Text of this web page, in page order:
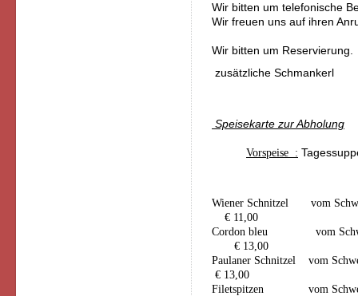
Wir bitten um telefonische
Wir freuen uns auf ihren
Wir bitten um Reservierung.
zusätzliche Schmankerl
Speisekarte zur Abholung
Vorspeise :
Wiener Schnitzel vom
€ 11,00
Cordon bleu vom
€ 13,00
Paulaner Schnitzel vom
€ 13,00
Filetspitzen vom